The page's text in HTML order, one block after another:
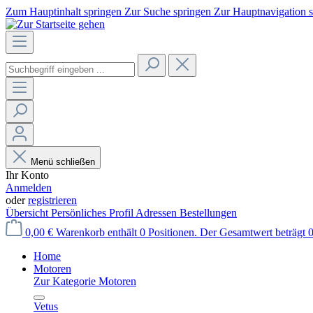
Zum Hauptinhalt springen Zur Suche springen Zur Hauptnavigation
Menü schließen
Ihr Konto
Anmelden
oderregistrieren
Übersicht Persönliches Profil Adressen Bestellungen
0,00 € Warenkorb enthält 0 Positionen. Der Gesamtwert beträgt
Home
Motoren
Zur Kategorie Motoren
Vetus